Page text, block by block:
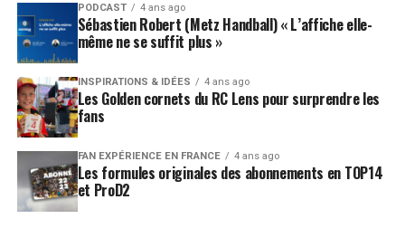
PODCAST 4 ans ago
Sébastien Robert (Metz Handball) « L’affiche elle-
même ne se suffit plus »
INSPIRATIONS & IDÉES 4 ans ago
Les Golden cornets du RC Lens pour surprendre les
fans
FAN EXPÉRIENCE EN FRANCE 4 ans ago
Les formules originales des abonnements en TOP14
et ProD2